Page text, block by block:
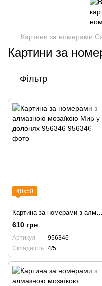
Картини за номерами
Картини за
Фільтр
40х50
Картина за номерами з алмазною мозаїкою Мир у долонях 956346
610 грн
Артикул
956346
Складність 4/5